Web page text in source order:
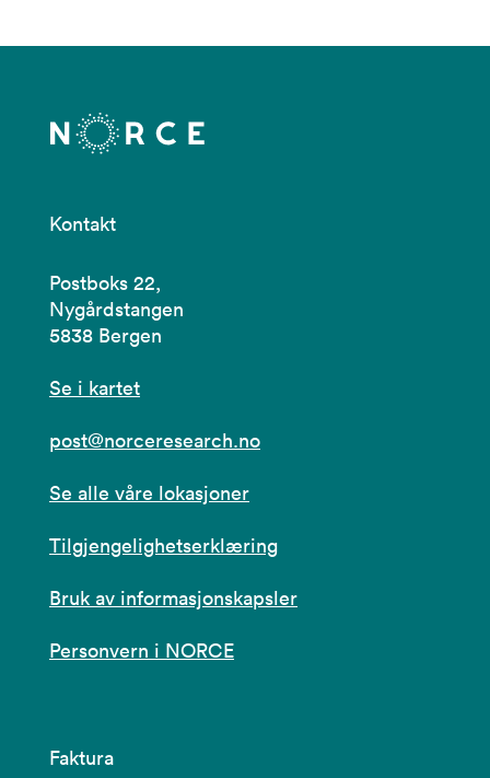
Kontakt
Postboks 22,
Nygårdstangen
5838 Bergen
Se i kartet
post@norceresearch.no
Se alle våre lokasjoner
Tilgjengelighetserklæring
Bruk av informasjonskapsler
Personvern i NORCE
Faktura